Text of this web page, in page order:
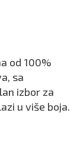
od 100%
sa
izbor za
u više boja.